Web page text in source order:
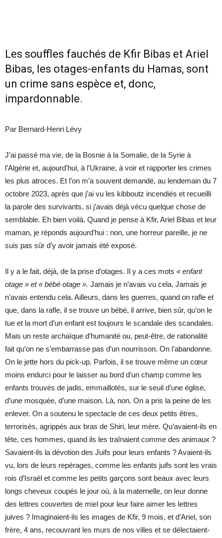
Les souffles fauchés de Kfir Bibas et Ariel
Bibas, les otages-enfants du Hamas, sont
un crime sans espèce et, donc,
impardonnable.
Par Bernard-Henri Lévy
J’ai passé ma vie, de la Bosnie à la Somalie, de la Syrie à
l’Algérie et, aujourd’hui, à l’Ukraine, à voir et rapporter les crimes
les plus atroces. Et l’on m’a souvent demandé, au lendemain du 7
octobre 2023, après que j’ai vu les kibboutz incendiés et recueilli
la parole des survivants, si j’avais déjà vécu quelque chose de
semblable. Eh bien voilà. Quand je pense à Kfir, Ariel Bibas et leur
maman, je réponds aujourd’hui : non, une horreur pareille, je ne
suis pas sûr d’y avoir jamais été exposé.
Il y a le fait, déjà, de la prise d’otages. Il y a ces mots « enfant
otage » et « bébé otage ». Jamais je n’avais vu cela. Jamais je
n’avais entendu cela. Ailleurs, dans les guerres, quand on rafle et
que, dans la rafle, il se trouve un bébé, il arrive, bien sûr, qu’on le
tue et la mort d’un enfant est toujours le scandale des scandales.
Mais un reste archaïque d’humanité ou, peut-être, de rationalité
fait qu’on ne s’embarrasse pas d’un nourrisson. On l’abandonne.
On le jette hors du pick-up. Parfois, il se trouve même un cœur
moins endurci pour le laisser au bord d’un champ comme les
enfants trouvés de jadis, emmaillotés, sur le seuil d’une église,
d’une mosquée, d’une maison. Là, non. On a pris la peine de les
enlever. On a soutenu le spectacle de ces deux petits êtres,
terrorisés, agrippés aux bras de Shiri, leur mère. Qu’avaient-ils en
tête, ces hommes, quand ils les traînaient comme des animaux ?
Savaient-ils la dévotion des Juifs pour leurs enfants ? Avaient-ils
vu, lors de leurs repérages, comme les enfants juifs sont les vrais
rois d’Israël et comme les petits garçons sont beaux avec leurs
longs cheveux coupés le jour où, à la maternelle, on leur donne
des lettres couvertes de miel pour leur faire aimer les lettres
juives ? Imaginaient-ils les images de Kfir, 9 mois, et d’Ariel, son
frère, 4 ans, recouvrant les murs de nos villes et se délectaient-